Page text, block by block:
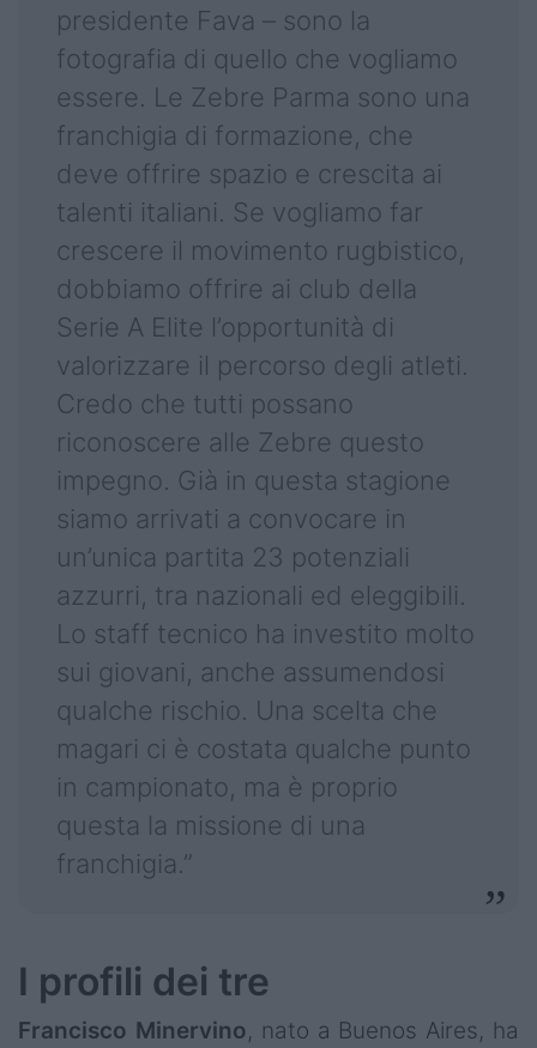
presidente Fava – sono la
fotografia di quello che vogliamo
essere. Le Zebre Parma sono una
franchigia di formazione, che
deve offrire spazio e crescita ai
talenti italiani. Se vogliamo far
crescere il movimento rugbistico,
dobbiamo offrire ai club della
Serie A Elite l’opportunità di
valorizzare il percorso degli atleti.
Credo che tutti possano
riconoscere alle Zebre questo
impegno. Già in questa stagione
siamo arrivati a convocare in
un’unica partita 23 potenziali
azzurri, tra nazionali ed eleggibili.
Lo staff tecnico ha investito molto
sui giovani, anche assumendosi
qualche rischio. Una scelta che
magari ci è costata qualche punto
in campionato, ma è proprio
questa la missione di una
franchigia.”
I profili dei tre
Francisco Minervino, nato a Buenos Aires, ha